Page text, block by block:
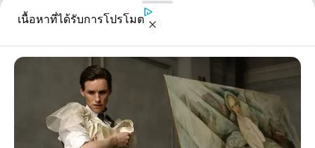
เจ้าหมอดู 29 เม.ย. 2014
แชร์
เนื้อหาที่ได้รับการโปรโมต